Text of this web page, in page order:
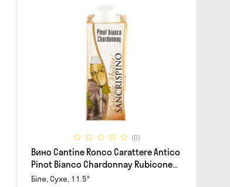
(0)
Вино Cantine Ronco Carattere Antico
Pinot Bianco Chardonnay Rubicone
IGT 0.25л
Біле, Сухе, 11.5°